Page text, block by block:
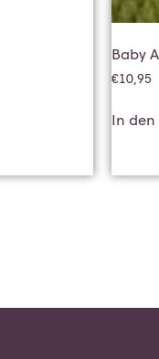
Baby
€10,95
In den